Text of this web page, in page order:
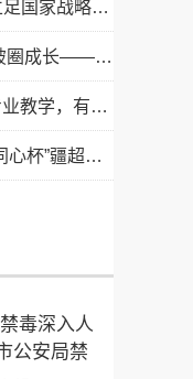
锦旗“扎堆”送上门：开心口袋凭“专业教学，有爱陪伴”赢家长口碑
大爱助赛事！喀什山西商会助力“同心杯”疆超联赛精彩开赛
老品牌重焕生机 探索食养新路径 华友汇走访存德春共话产业高质量发展
毒深入人
公安局禁